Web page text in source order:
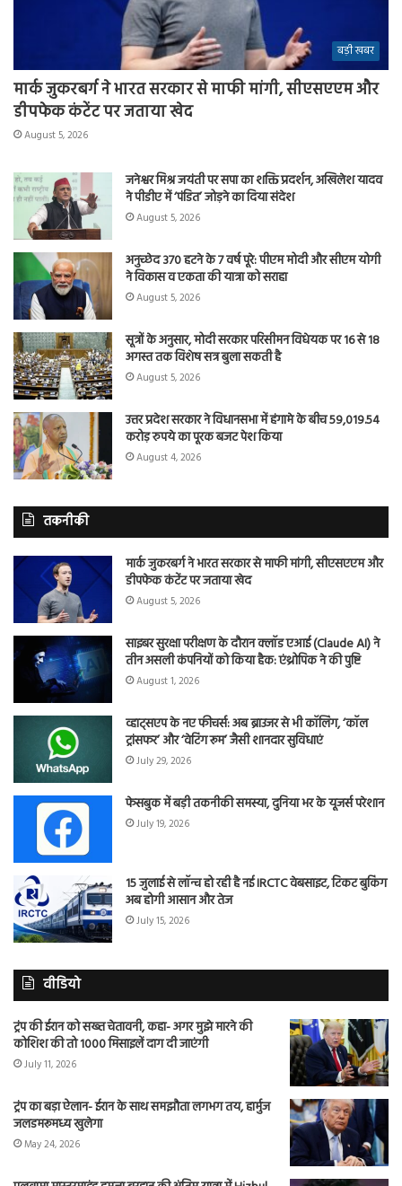
बड़ी खबर
मार्क जुकरबर्ग ने भारत सरकार से माफी मांगी, सीएसएएम और
डीपफेक कंटेंट पर जताया खेद
August 5, 2026
जनेश्वर मिश्र जयंती पर सपा का शक्ति प्रदर्शन, अखिलेश यादव
ने पीडीए में ‘पंडित’ जोड़ने का दिया संदेश
August 5, 2026
अनुच्छेद 370 हटने के 7 वर्ष पूरे: पीएम मोदी और सीएम योगी
ने विकास व एकता की यात्रा को सराहा
August 5, 2026
सूत्रों के अनुसार, मोदी सरकार परिसीमन विधेयक पर 16 से 18
अगस्त तक विशेष सत्र बुला सकती है
August 5, 2026
उत्तर प्रदेश सरकार ने विधानसभा में हंगामे के बीच 59,019.54
करोड़ रुपये का पूरक बजट पेश किया
August 4, 2026
तकनीकी
मार्क जुकरबर्ग ने भारत सरकार से माफी मांगी, सीएसएएम और
डीपफेक कंटेंट पर जताया खेद
August 5, 2026
साइबर सुरक्षा परीक्षण के दौरान क्लॉड एआई (Claude AI) ने
तीन असली कंपनियों को किया हैक: एंथ्रोपिक ने की पुष्टि
August 1, 2026
व्हाट्सएप के नए फीचर्स: अब ब्राउजर से भी कॉलिंग, ‘कॉल
ट्रांसफर’ और ‘वेटिंग रूम’ जैसी शानदार सुविधाएं
July 29, 2026
फेसबुक में बड़ी तकनीकी समस्या, दुनिया भर के यूजर्स परेशान
July 19, 2026
15 जुलाई से लॉन्च हो रही है नई IRCTC वेबसाइट, टिकट बुकिंग
अब होगी आसान और तेज
July 15, 2026
वीडियो
ट्रंप की ईरान को सख्त चेतावनी, कहा- अगर मुझे मारने की
कोशिश की तो 1000 मिसाइलें दाग दी जाएंगी
July 11, 2026
ट्रंप का बड़ा ऐलान- ईरान के साथ समझौता लगभग तय, हार्मुज
जलडमरूमध्य खुलेगा
May 24, 2026